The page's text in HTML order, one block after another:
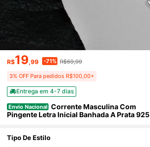
R$19,99 -71% R$69,99
3% OFF Para pedidos R$100,00+
Entrega em 4-7 dias
Envio Nacional Corrente Masculina Com
Pingente Letra Inicial Banhada A Prata 925
Tipo De Estilo